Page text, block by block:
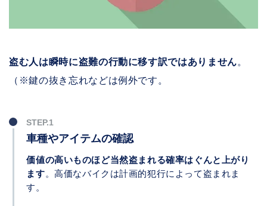
盗む人は瞬時に盗難の行動に移す訳ではありません。
（※鍵の抜き忘れなどは例外です。
車種やアイテムの確認
価値の高いものほど当然盗まれる確率はぐんと上がり
ます。高価なバイクは計画的犯行によって盗まれま
す。